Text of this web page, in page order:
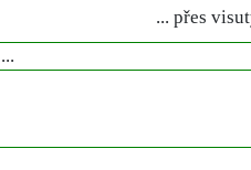
... přes